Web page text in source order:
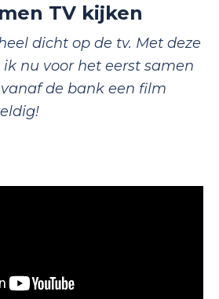
TV kijken
dicht op de tv. Met deze
nu voor het eerst samen
de bank een film